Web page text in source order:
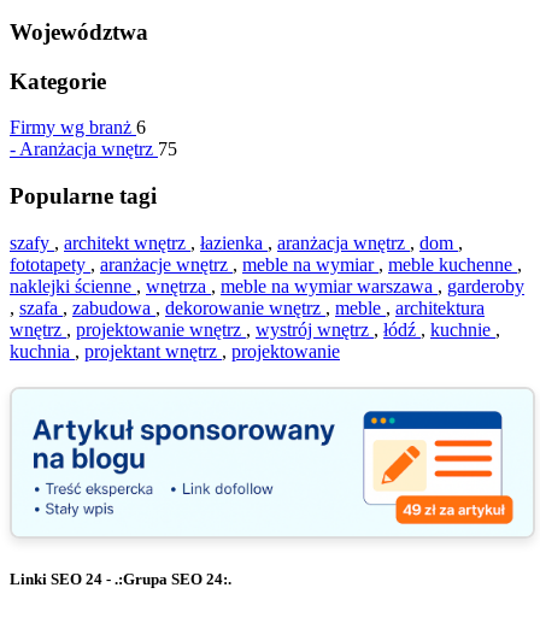
Województwa
Kategorie
Firmy wg branż 6
- Aranżacja wnętrz 75
Popularne tagi
szafy , architekt wnętrz , łazienka , aranżacja wnętrz , dom ,
fototapety , aranżacje wnętrz , meble na wymiar , meble kuchenne ,
naklejki ścienne , wnętrza , meble na wymiar warszawa , garderoby
, szafa , zabudowa , dekorowanie wnętrz , meble , architektura
wnętrz , projektowanie wnętrz , wystrój wnętrz , łódź , kuchnie ,
kuchnia , projektant wnętrz , projektowanie
Linki SEO 24 - .:Grupa SEO 24:.